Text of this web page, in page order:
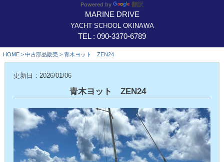
Powered by 翻訳
MARINE DRIVE
YACHT SCHOOL OKINAWA
TEL : 090-3370-6789
HOME > 中古部品販売 > 青木ヨット ZEN24
更新日：2026/01/06
青木ヨット ZEN24